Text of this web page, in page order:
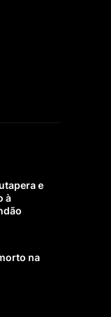
e
à
na